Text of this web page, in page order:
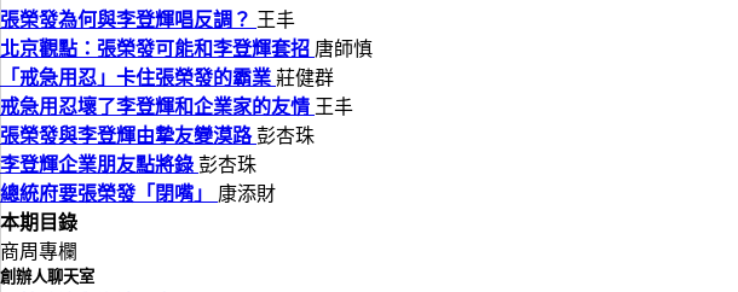
張榮發為何與李登輝唱反調？ 王丰
北京觀點：張榮發可能和李登輝套招 唐師慎
「戒急用忍」卡住張榮發的霸業 莊健群
戒急用忍壞了李登輝和企業家的友情 王丰
張榮發與李登輝由摯友變漠路彭杏珠
李登輝企業朋友點將錄 彭杏珠
總統府要張榮發「閉嘴」 康添財
本期目錄
商周專欄
創辦人聊天室